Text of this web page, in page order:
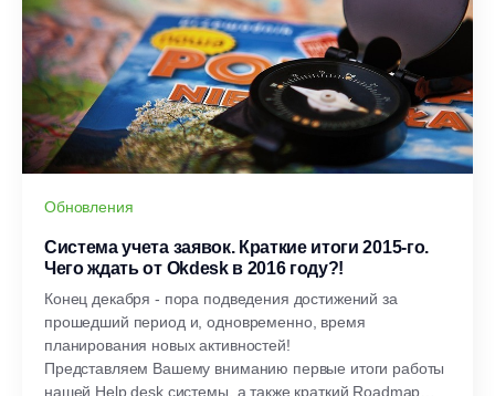
Обновления
Система учета заявок. Краткие итоги 2015-го.
Чего ждать от Okdesk в 2016 году?!
Конец декабря - пора подведения достижений за
прошедший период и, одновременно, время
планирования новых активностей!
Представляем Вашему вниманию первые итоги работы
нашей Help desk системы, а также краткий Roadmap